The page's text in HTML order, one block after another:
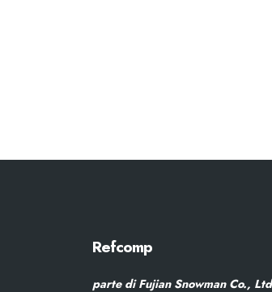
Refcomp
parte di Fujian Snowman Co.,